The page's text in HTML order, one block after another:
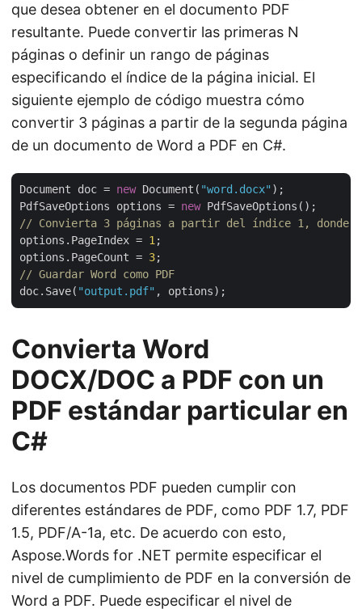
que desea obtener en el documento PDF
resultante. Puede convertir las primeras N
páginas o definir un rango de páginas
especificando el índice de la página inicial. El
siguiente ejemplo de código muestra cómo
convertir 3 páginas a partir de la segunda página
de un documento de Word a PDF en C#.
Document doc = new Document( "word.docx" );
PdfSaveOptions options = new
// Convierta 3 páginas a partir del índice 1, donde
options.PageIndex = 1;
options.PageCount = 3
// Guardar Word como PDF
doc.Save( "output.pdf"
Convierta Word
DOCX/DOC a PDF con un
PDF estándar particular en
C#
Los documentos PDF pueden cumplir con
diferentes estándares de PDF, como PDF 1.7, PDF
1.5, PDF/A-1a, etc. De acuerdo con esto,
Aspose.Words for .NET permite especificar el
nivel de cumplimiento de PDF en la conversión de
Word a PDF. Puede especificar el nivel de